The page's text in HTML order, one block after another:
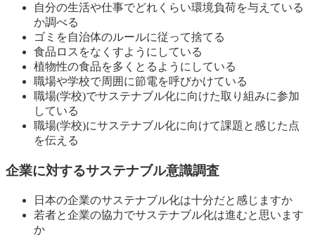
自分の生活や仕事でどれくらい環境負荷を与えている
か調べる
ゴミを自治体のルールに従って捨てる
食品ロスをなくすようにしている
植物性の食品を多くとるようにしている
職場や学校で周囲に節電を呼びかけている
職場(学校)でサステナブル化に向けた取り組みに参加
している
職場(学校)にサステナブル化に向けて課題と感じた点
を伝える
企業に対するサステナブル意識調査
日本の企業のサステナブル化は十分だと感じますか
若者と企業の協力でサステナブル化は進むと思います
か